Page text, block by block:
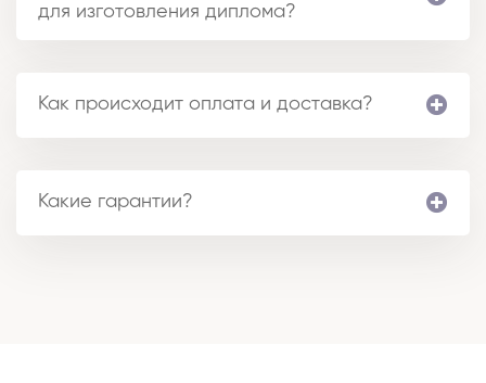
для изготовления диплома?
Как происходит оплата и доставка?
Какие гарантии?